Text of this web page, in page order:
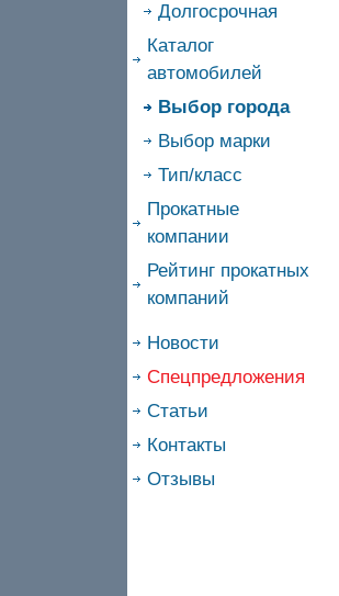
Долгосрочная
Каталог
автомобилей
Выбор города
Выбор марки
Тип/класс
Прокатные
компании
Рейтинг прокатных
компаний
Новости
Спецпредложения
Статьи
Контакты
Отзывы